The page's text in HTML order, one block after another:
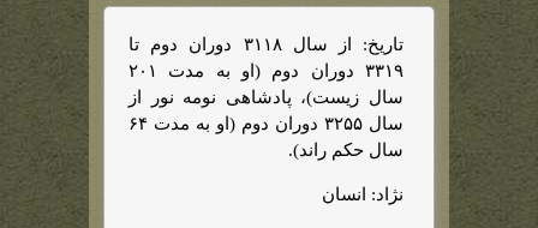
پادشاه
تاریخ: از سال ۳۱۱۸ دوران دوم تا
۳۳۱۹ دوران دوم (او به مدت ۲۰۱
سال زیست)، پادشاهی نومه نور از
سال ۳۲۵۵ دوران دوم (او به مدت ۶۴
سال حکم راند).
نژاد: انسان